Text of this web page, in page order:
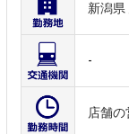
新潟県
-
店舗の